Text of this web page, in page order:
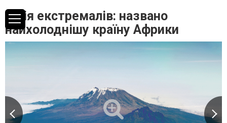
Мрія екстремалів: названо
найхолоднішу країну Африки